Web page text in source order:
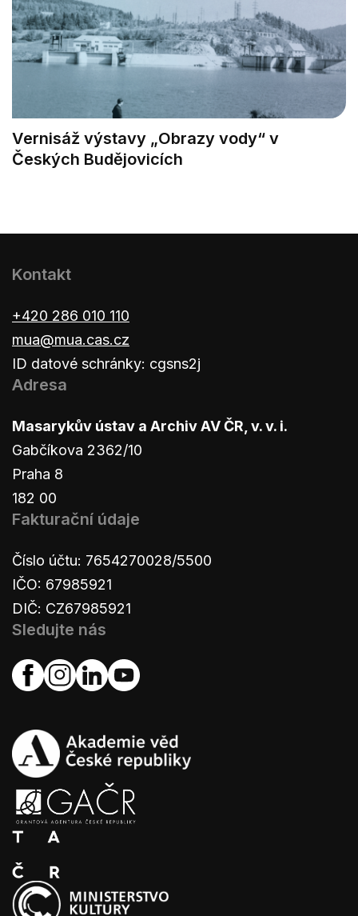
Vernisáž výstavy „Obrazy vody“ v
Českých Budějovicích
Kontakt
+420 286 010 110
mua@mua.cas.cz
ID datové schránky: cgsns2j
Adresa
Masarykův ústav a Archiv AV ČR, v. v. i.
Gabčíkova 2362/10
Praha 8
182 00
Fakturační údaje
Číslo účtu: 7654270028/5500
IČO: 67985921
DIČ: CZ67985921
Sledujte nás